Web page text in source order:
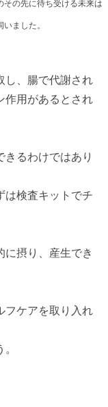
の先に待ち受ける未来は
ました。
し、腸で代謝され
作用があるとされ
るわけではあり
は検査キットでチ
に摂り、産生でき
フケアを取り入れ